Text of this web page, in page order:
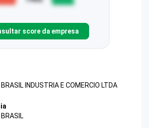
score da empresa
INDUSTRIA E COMERCIO LTDA